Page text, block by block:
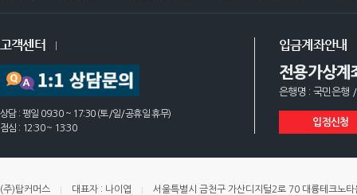
고객센터
상담 : 평일 09:30 ~ 17:30 (토/일/공휴일 휴무)
점심 : 12:30 ~ 13:30
입금계좌안내
전용가상계
은행명 : 국민은행
입점신청
(주)탑커머스 대표자 : 나이엽
서울특별시 금천구 가산디지털2로 70 대륭테크노